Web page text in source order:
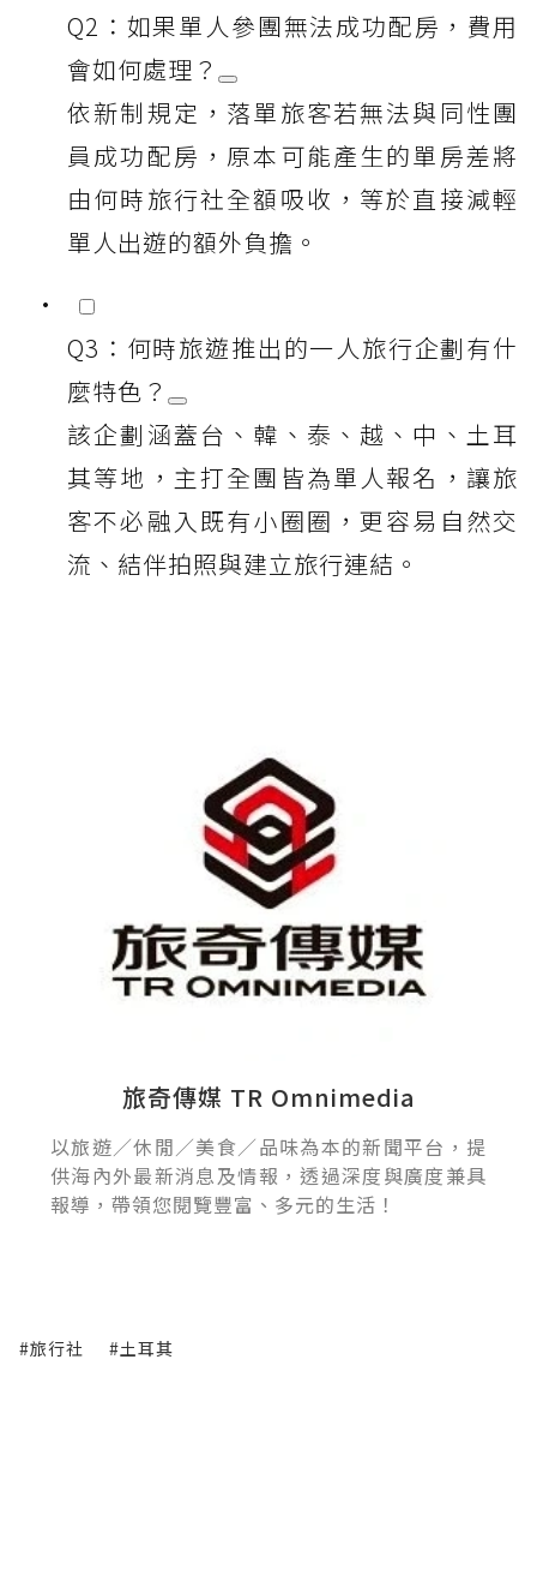
Q2：如果單人參團無法成功配房，費用
會如何處理？
依新制規定，落單旅客若無法與同性團
員成功配房，原本可能產生的單房差將
由何時旅行社全額吸收，等於直接減輕
單人出遊的額外負擔。
Q3：何時旅遊推出的一人旅行企劃有什
麼特色？
該企劃涵蓋台、韓、泰、越、中、土耳
其等地，主打全團皆為單人報名，讓旅
客不必融入既有小圈圈，更容易自然交
流、結伴拍照與建立旅行連結。
旅奇傳媒 TR Omnimedia
以旅遊／休閒／美食／品味為本的新聞平台，提
供海內外最新消息及情報，透過深度與廣度兼具
報導，帶領您閱覽豐富、多元的生活！
#旅行社 #土耳其